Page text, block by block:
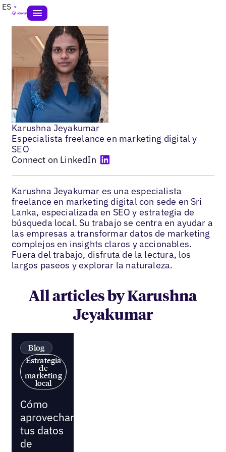
ES
Karushna Jeyakumar
Especialista freelance en marketing digital y
SEO
Connect on LinkedIn
Karushna Jeyakumar es una especialista
freelance en marketing digital con sede en Sri
Lanka, especializada en SEO y estrategia de
búsqueda local. Su trabajo se centra en ayudar a
las empresas a transformar datos de marketing
complejos en insights claros y accionables.
Fuera del trabajo, disfruta de la lectura, los
largos paseos y explorar la naturaleza.
All articles by Karushna
Jeyakumar
Blog
Estrategia
de
marketing
local
Cómo
aprovechar
tus datos
de